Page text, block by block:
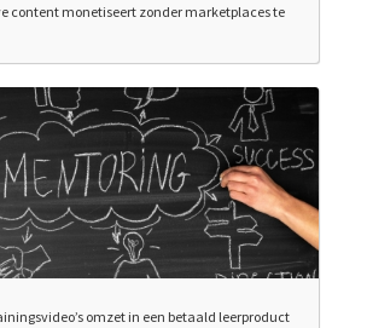
content monetiseert zonder marketplaces te
omzet in een betaald leerproduct